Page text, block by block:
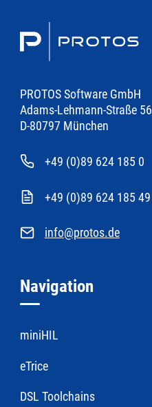
PROTOS Software GmbH
Adams-Lehmann-Straße 56
D-80797 München
+49 (0)89 624 185 0
+49 (0)89 624 185 49
info@protos.de
Navigation
miniHIL
eTrice
DSL Toolchains